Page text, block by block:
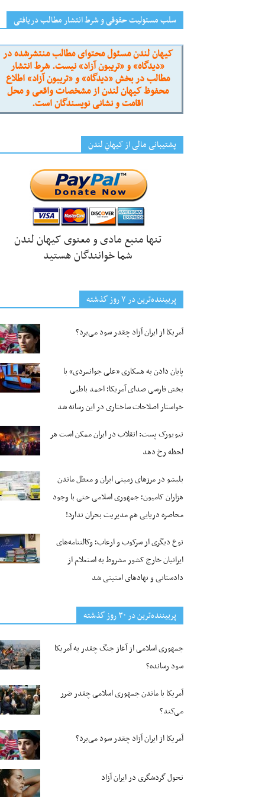
سلب مسئولیت حقوقی و شرط انتشار مطالب دریافتی
کیهان لندن مسئول محتوای مطالب منتشرشده در
«دیدگاه» و «تریبون آزاد» نیست. شرط انتشار
مطالب در بخش «دیدگاه» و «تریبون آزاد» اطلاع
محفوظ کیهان لندن از مشخصات واقعی و محل
اقامت و نشانی نویسندگان است.
پشتیبانی مالی از کیهانِ لندن
تنها منبع مادی و معنوی کیهان لندن
شما خوانندگان هستید
پربیننده‌ترین‌ در ۷ روز گذشته
آمریکا از ایران آزاد چقدر سود می‌برد؟
پایان دادن به همکاری «علی جوانمردی» با
بخش فارسی صدای آمریکا؛ احمد باطبی
خواستار اصلاحات ساختاری در این رسانه شد
نیویورک پست: انقلاب در ایران ممکن است هر
لحظه رخ دهد
بلبشو در مرزهای زمینی ایران و معطل ماندن
هزاران کامیون؛ جمهوری اسلامی حتی با وجود
محاصره دریایی هم مدیریت بحران ندارد!
نوع دیگری از سرکوب و ارعاب؛ وکالتنامه‌های
ایرانیان خارج کشور مشروط به استعلام از
دادستانی و نهادهای امنیتی شد
پربیننده‌ترین‌ در ۳۰ روز گذشته
جمهوری اسلامی از آغاز جنگ چقدر به آمریکا
سود رسانده؟
آمریکا با ماندن جمهوری اسلامی چقدر ضرر
می‌کند؟
آمریکا از ایران آزاد چقدر سود می‌برد؟
تحول گردشگری در ایران آزاد